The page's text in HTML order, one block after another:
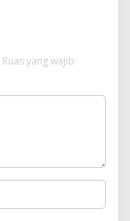
Ruas yang wajib